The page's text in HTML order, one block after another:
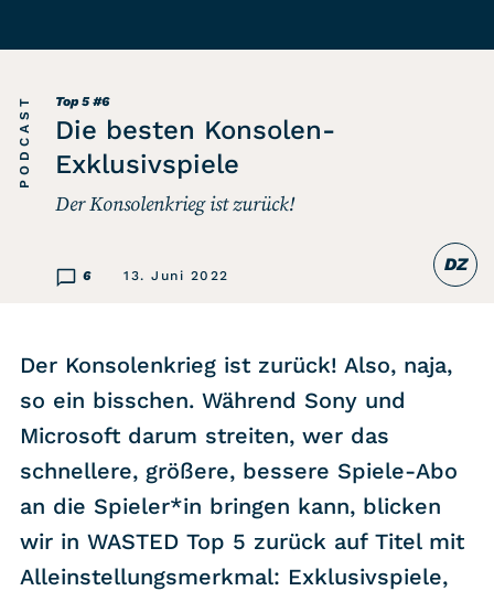
Hören
Alle Podcasts
WASTED WEEKLY
Last Game Standing
Top 5
Random
RSS-Feed
COMMUNITY
Top 5#6
Die besten Konsolen-
Exklusivspiele
Der Konsolenkrieg ist zurück!
6 13. Juni 2022
PODCAST
DZ
Der Konsolenkrieg ist zurück! Also, naja,
so ein bisschen. Während Sony und
Microsoft darum streiten, wer das
schnellere, größere, bessere Spiele-Abo
an die Spieler*in bringen kann, blicken
wir in WASTED Top 5 zurück auf Titel mit
Alleinstellungsmerkmal: Exklusivspiele,